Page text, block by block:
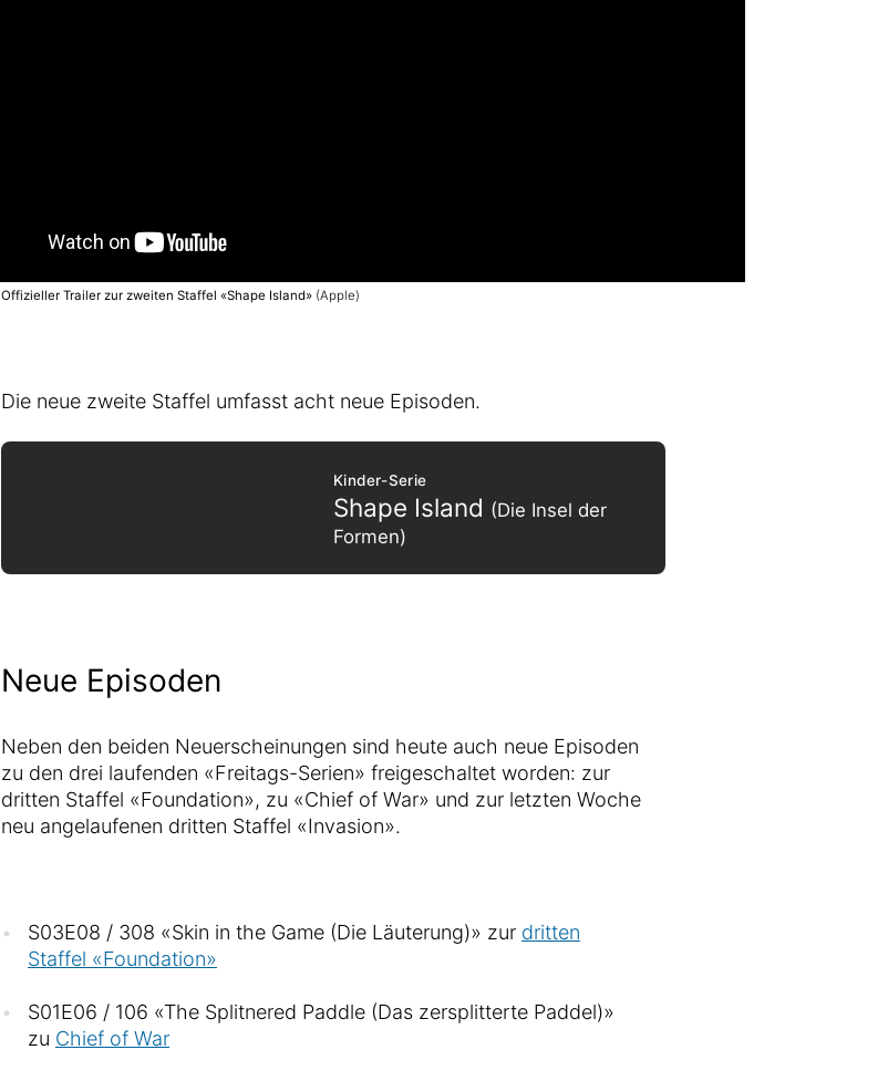
Offizieller Trailer zur zweiten Staffel «Shape Island» (Apple)
Die neue zweite Staffel umfasst acht neue Episoden.
Kinder-Serie
Shape Island (Die Insel der
Formen)
Neue Episoden
Neben den beiden Neuerscheinungen sind heute auch neue Episoden
zu den drei laufenden «Freitags-Serien» freigeschaltet worden: zur
dritten Staffel «Foundation», zu «Chief of War» und zur letzten Woche
neu angelaufenen dritten Staffel «Invasion».
S03E08 / 308 «Skin in the Game (Die Läuterung)» zur dritten
Staffel «Foundation»
S01E06 / 106 «The Splitnered Paddle (Das zersplitterte Paddel)»
zu Chief of War